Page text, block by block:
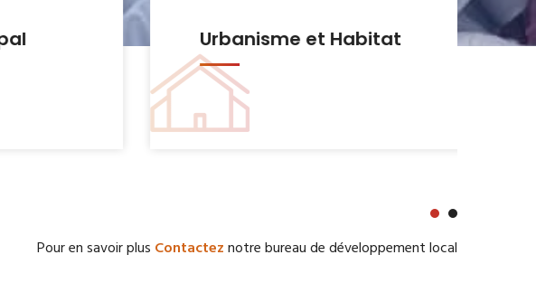
Urbanisme et Habitat
Pour en savoir plus Contacteznotre bureau de développement local